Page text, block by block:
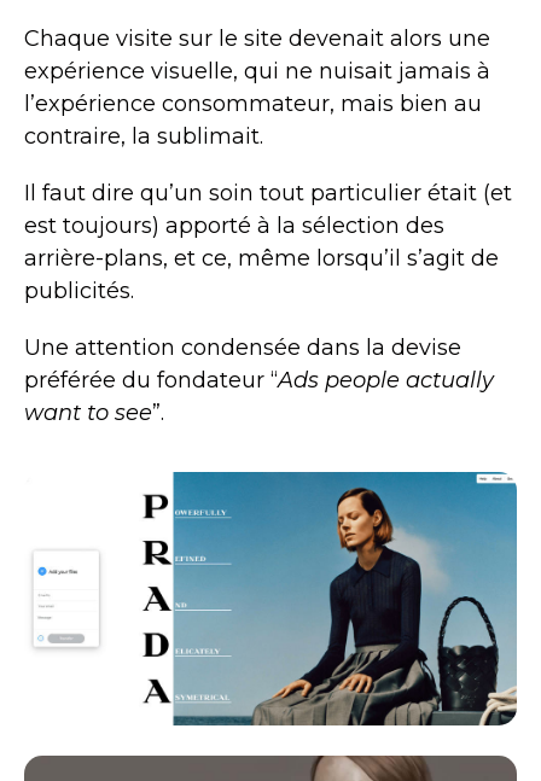
Chaque visite sur le site devenait alors une
expérience visuelle, qui ne nuisait jamais à
l’expérience consommateur, mais bien au
contraire, la sublimait.
Il faut dire qu’un soin tout particulier était (et
est toujours) apporté à la sélection des
arrière-plans, et ce, même lorsqu’il s’agit de
publicités.
Une attention condensée dans la devise
préférée du fondateur “Ads people actually
want to see”.